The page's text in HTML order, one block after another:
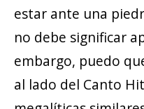
estar ante una
no debe significar
embargo, puedo
al lado del Canto